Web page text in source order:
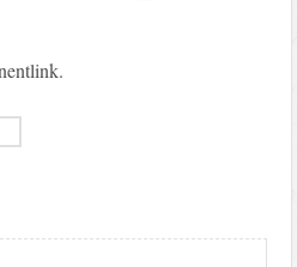
.
Beitragsnavigation